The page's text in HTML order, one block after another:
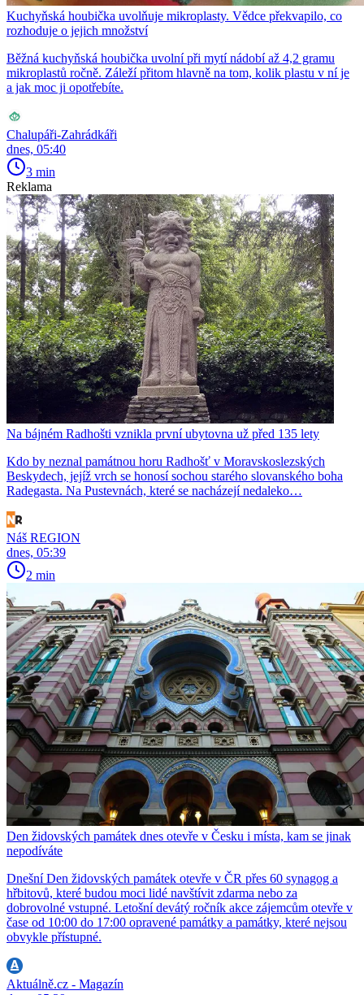
Kuchyňská houbička uvolňuje mikroplasty. Vědce překvapilo, co
rozhoduje o jejich množství
Běžná kuchyňská houbička uvolní při mytí nádobí až 4,2 gramu
mikroplastů ročně. Záleží přitom hlavně na tom, kolik plastu v ní je
a jak moc ji opotřebíte.
Chalupáři-Zahrádkáři
dnes, 05:40
3 min
Reklama
Na bájném Radhošti vznikla první ubytovna už před 135 lety
Kdo by neznal památnou horu Radhošť v Moravskoslezských
Beskydech, jejíž vrch se honosí sochou starého slovanského boha
Radegasta. Na Pustevnách, které se nacházejí nedaleko…
Náš REGION
dnes, 05:39
2 min
Den židovských památek dnes otevře v Česku i místa, kam se jinak
nepodíváte
Dnešní Den židovských památek otevře v ČR přes 60 synagog a
hřbitovů, které budou moci lidé navštívit zdarma nebo za
dobrovolné vstupné. Letošní devátý ročník akce zájemcům otevře v
čase od 10:00 do 17:00 opravené památky a památky, které nejsou
obvykle přístupné.
Aktuálně.cz - Magazín